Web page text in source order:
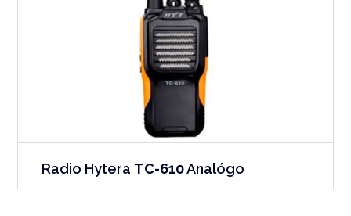
Radio Hytera TC-610Analógo